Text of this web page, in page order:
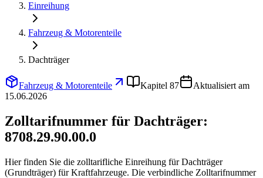
Einreihung
Fahrzeug & Motorenteile
Dachträger
Fahrzeug & Motorenteile Kapitel 87
Aktualisiert am
15.06.2026
Zolltarifnummer für Dachträger:
8708.29.90.00.0
Hier finden Sie die zolltarifliche Einreihung für Dachträger
(Grundträger) für Kraftfahrzeuge. Die verbindliche Zolltarifnummer